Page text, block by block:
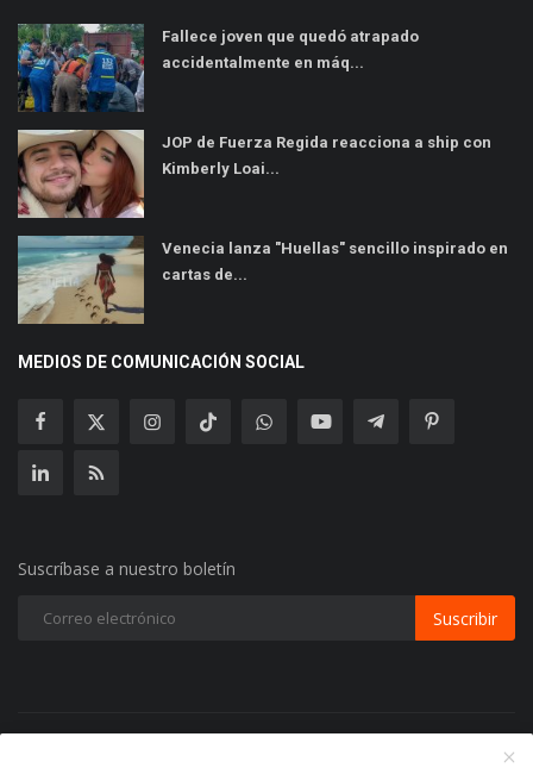
Fallece joven que quedó atrapado
accidentalmente en máq...
JOP de Fuerza Regida reacciona a ship con
Kimberly Loai...
Venecia lanza "Huellas" sencillo inspirado en
cartas de...
MEDIOS DE COMUNICACIÓN SOCIAL
Suscríbase a nuestro boletín
Suscribir